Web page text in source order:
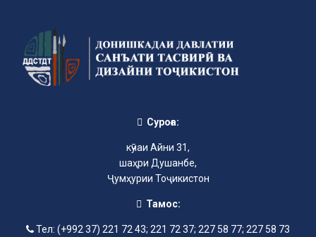
Суроға:
кӯчаи Айни 31,
шаҳри Душанбе,
Ҷумҳурии Тоҷикистон
Тамос:
Тел: (+992 37) 221 72 43; 221 72 37; 227 58 77; 227 58 73